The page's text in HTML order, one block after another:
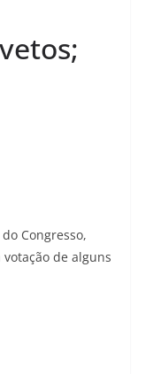
Congresso,
de alguns